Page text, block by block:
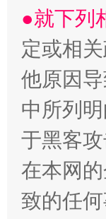
受贿1.44
全民健身五
●就下列
定或相
他原因
中所列
于黑客
在本网
致的任何